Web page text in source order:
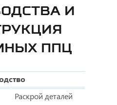
И
ППЦ
Раскрой деталей